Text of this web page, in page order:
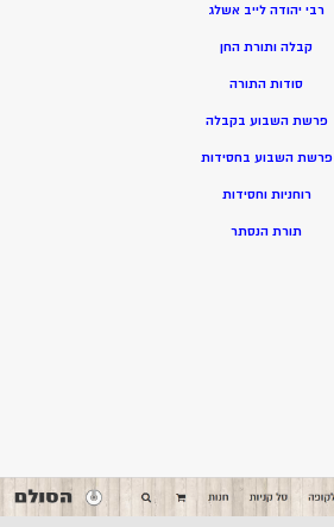
רבי יהודה לייב אשלג
קבלה ותורת החן
סודות התורה
פרשת השבוע בקבלה
פרשת השבוע בחסידות
רוחניות וחסידות
תורת הנסתר